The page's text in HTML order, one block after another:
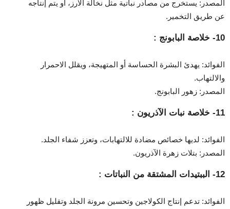
المصدر: يستخرج من مصادر نباتية مثل نخالة الأرز، أو يتم إنتاجه
عن طريق التخمير.
10- خلاصة البابونج :
الفوائد: يهدئ البشرة الحساسة أو المتهيجة، ويقلل الاحمرار
والالتهاب.
المصدر: زهور البابونج.
11- خلاصة نبات الآذريون :
الفوائد: لديها خصائص مضادة للالتهابات، وتعزز شفاء الجلد.
المصدر: بتلات زهرة الآذريون.
12- الببتيدات المشتقة من النباتات :
الفوائد: تدعم إنتاج الكولاجين وتحسين مرونة الجلد وتقليل ظهور